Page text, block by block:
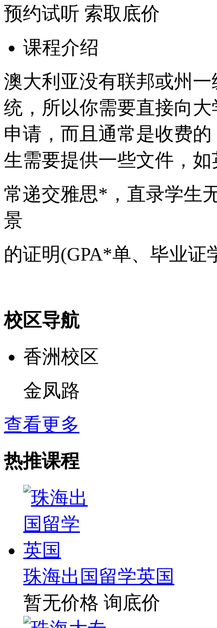
预约试听 索取底价
课程介绍
澳大利亚没有联邦或州
统，所以你需要直接向
申请，而且通常是收费
生需要提供一些文件，
常递交雅思*，直录学生
景
的证明(GPA*单、毕业证
校区导航
香洲校区
金凤路
查看更多
热推课程
珠海出国留学英国
暂无价格 询底价